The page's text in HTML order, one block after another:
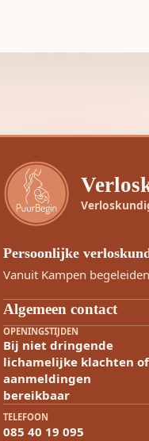
Persoonlijke
Vanuit Kampen
Algemeen contact
OPENINGSTIJDEN
Bij niet dringende
lichamelijke klachten of
aanmeldingen
bereikbaar
TELEFOON
085 40 19 095